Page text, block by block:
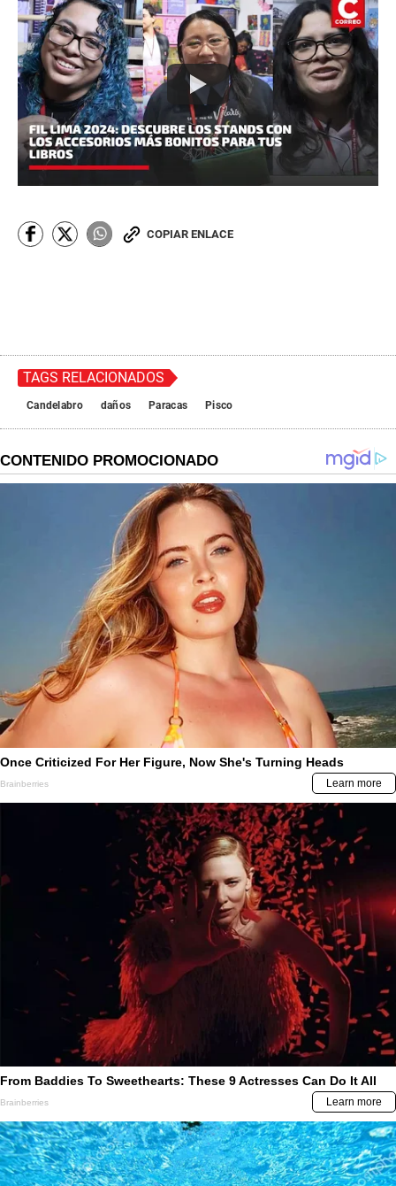
COPIAR ENLACE
TAGS RELACIONADOS
Candelabro daños Paracas Pisco